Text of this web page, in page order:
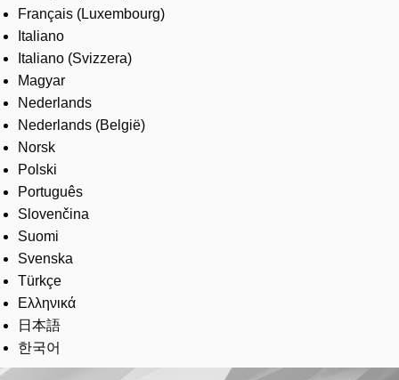
Français (Luxembourg)
Italiano
Italiano (Svizzera)
Magyar
Nederlands
Nederlands (België)
Norsk
Polski
Português
Slovenčina
Suomi
Svenska
Türkçe
Ελληνικά
日本語
한국어